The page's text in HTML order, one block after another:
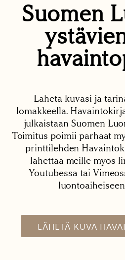
Suomen
Lähetä kuvasi ja
lomakkeella.
julkaistaan Suomen
Toimitus poimii parhaat
printtilehden
lähettää meille myös
Youtubessa tai
LÄHETÄ KUVA